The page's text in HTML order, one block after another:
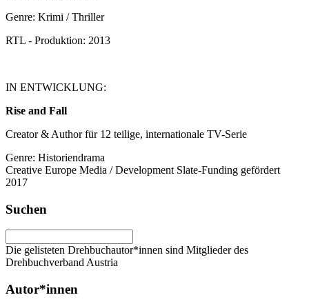
Genre: Krimi / Thriller
RTL - Produktion: 2013
IN ENTWICKLUNG:
Rise and Fall
Creator & Author für 12 teilige, internationale TV-Serie
Genre: Historiendrama
Creative Europe Media / Development Slate-Funding gefördert
2017
Suchen
Die gelisteten Drehbuchautor*innen sind Mitglieder des
Drehbuchverband Austria
Autor*innen